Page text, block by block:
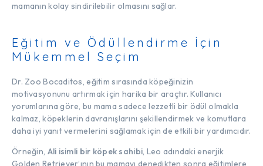
mamanın kolay sindirilebilir olmasını sağlar.
Eğitim ve Ödüllendirme İçin
Mükemmel Seçim
Dr. Zoo Bocaditos, eğitim sırasında köpeğinizin
motivasyonunu artırmak için harika bir araçtır. Kullanıcı
yorumlarına göre, bu mama sadece lezzetli bir ödül olmakla
kalmaz, köpeklerin davranışlarını şekillendirmek ve komutlara
daha iyi yanıt vermelerini sağlamak için de etkili bir yardımcıdır.
Örneğin, Ali isimli bir köpek sahibi, Leo adındaki enerjik
Golden Retriever’ının bu mamayı denedikten sonra eğitimlere